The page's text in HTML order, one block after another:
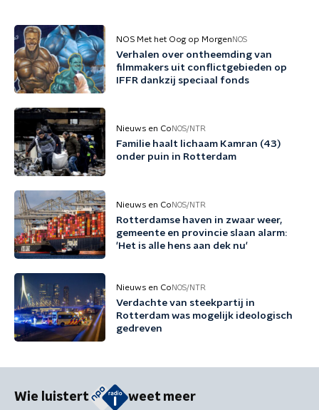
NOS Met het Oog op Morgen NOS
Verhalen over ontheemding van
filmmakers uit conflictgebieden op
IFFR dankzij speciaal fonds
Nieuws en Co NOS/NTR
Familie haalt lichaam Kamran (43)
onder puin in Rotterdam
Nieuws en Co NOS/NTR
Rotterdamse haven in zwaar weer,
gemeente en provincie slaan alarm:
'Het is alle hens aan dek nu'
Nieuws en Co NOS/NTR
Verdachte van steekpartij in
Rotterdam was mogelijk ideologisch
gedreven
Wie luistert weet meer